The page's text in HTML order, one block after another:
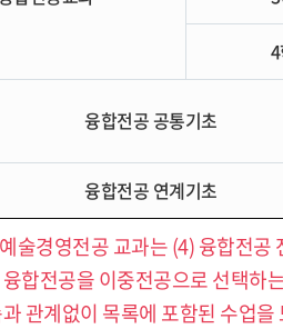
융합전공 공통기초
융합전공 연계기초
술경영전공 교과는 (4) 융합전
합전공을 이중전공으로 선택하
관계없이 목록에 포함된 수업을